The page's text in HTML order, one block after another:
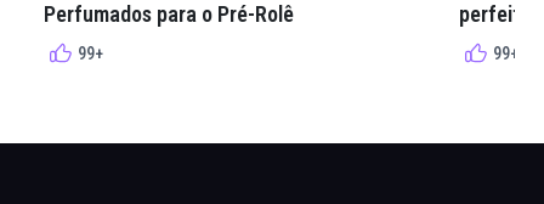
Perfumados para o Pré-Rolê
99+
perfeita
99+